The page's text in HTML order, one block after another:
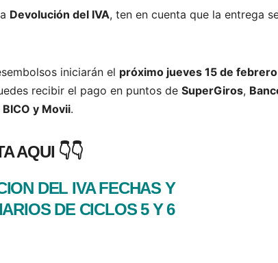
Devolución del IVA, ten en cuenta que la entrega
iniciarán el próximo jueves 15 de febrero
recibir el pago en puntos de SuperGiros,
BICO y Movii.
AQUI 👇👇
DEL IVA FECHAS Y
DE CICLOS 5 Y 6